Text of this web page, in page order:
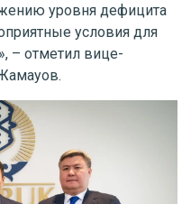
уровня дефицита
условия для
– отметил вице-